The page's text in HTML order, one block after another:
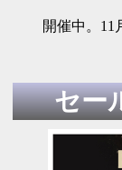
開催中。11
セー